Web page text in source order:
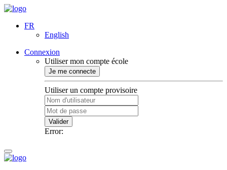
FR
English
Connexion
Utiliser mon compte école
Je me connecte
Utiliser un compte provisoire
Valider
Error: